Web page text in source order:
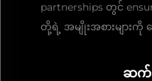
partnerships တွင်
တို့ရဲ့ အမျိုးအစားများကို
ဆက်